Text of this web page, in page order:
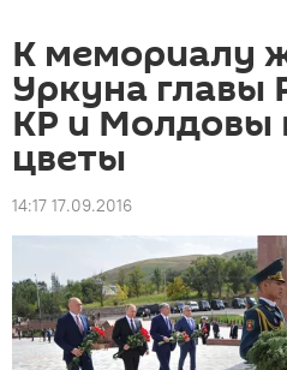
К мемориалу
Уркуна главы
КР и Молдовы
цветы
14:17 17.09.2016